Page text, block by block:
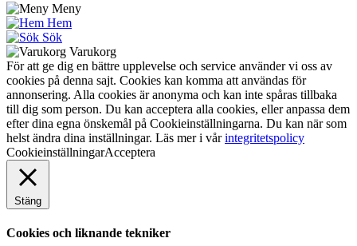
Meny
Hem
Sök
Varukorg
För att ge dig en bättre upplevelse och service använder vi oss av
cookies på denna sajt. Cookies kan komma att användas för
annonsering. Alla cookies är anonyma och kan inte spåras tillbaka
till dig som person. Du kan acceptera alla cookies, eller anpassa dem
efter dina egna önskemål på Cookieinställningarna. Du kan när som
helst ändra dina inställningar. Läs mer i vårintegritetspolicy
CookieinställningarAcceptera
Stäng
Cookies och liknande tekniker